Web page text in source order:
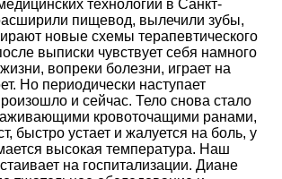
технологий в Санкт-
пищевод, вылечили зубы,
новые схемы терапевтического
выписки чувствует себя намного
вопреки болезни, играет на
Но периодически наступает
и сейчас. Тело снова стало
кровоточащими ранами,
быстро устает и жалуется на боль, у
высокая температура. Наш
на госпитализации. Диане